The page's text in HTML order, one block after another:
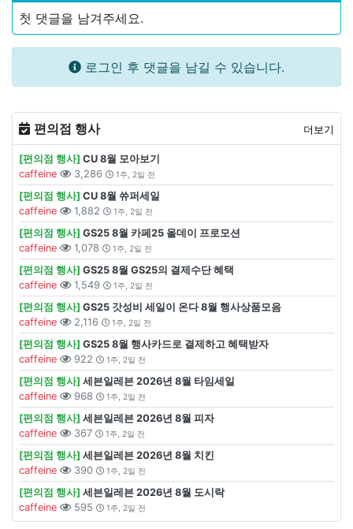
첫 댓글을 남겨주세요.
로그인 후 댓글을 남길 수 있습니다.
편의점 행사 더보기
[편의점 행사] CU 8월 모아보기
caffeine
3,286 1주, 2일 전
[편의점 행사] CU 8월 쓔퍼세일
caffeine
1,882 1주, 2일 전
[편의점 행사] GS25 8월 카페25 올데이 프로모션
caffeine
1,078 1주, 2일 전
[편의점 행사] GS25 8월 GS25의 결제수단 혜택
caffeine
1,549 1주, 2일 전
[편의점 행사] GS25 갓성비 세일이 온다 8월 행사상품모음
caffeine
2,116 1주, 2일 전
[편의점 행사] GS25 8월 행사카드로 결제하고 혜택받자
caffeine
922 1주, 2일 전
[편의점 행사] 세븐일레븐 2026년 8월 타임세일
caffeine
968 1주, 2일 전
[편의점 행사] 세븐일레븐 2026년 8월 피자
caffeine
367 1주, 2일 전
[편의점 행사] 세븐일레븐 2026년 8월 치킨
caffeine
390 1주, 2일 전
[편의점 행사] 세븐일레븐 2026년 8월 도시락
caffeine
595 1주, 2일 전